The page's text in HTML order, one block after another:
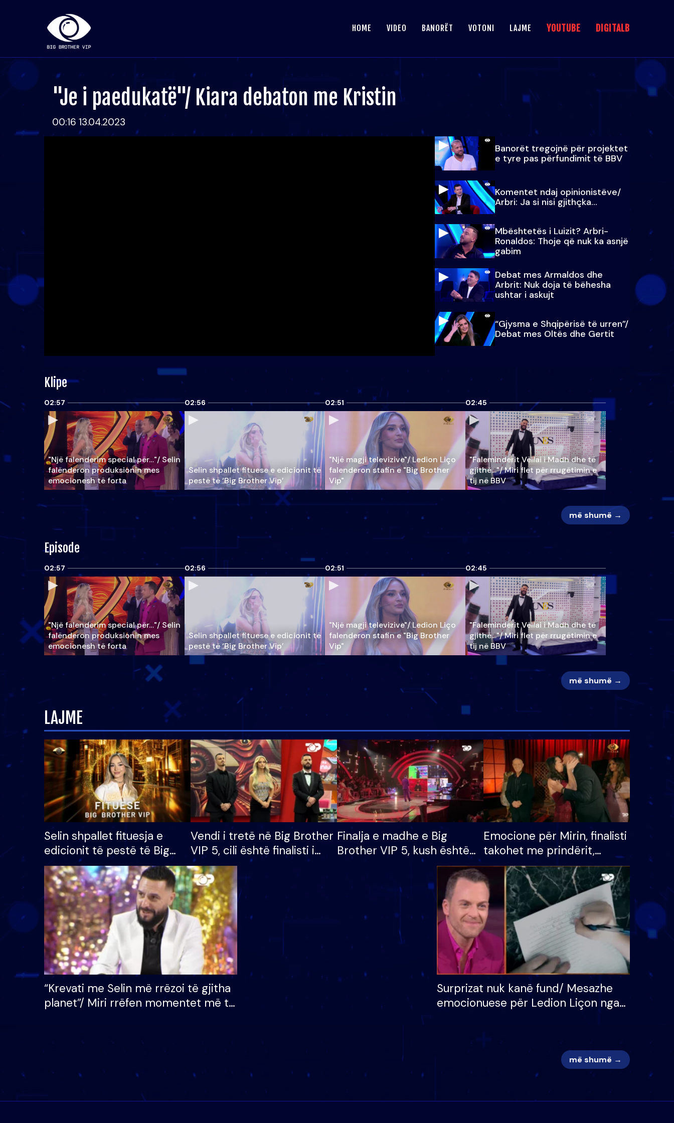
HOME VIDEO BANORËT VOTONI LAJME YOUTUBE DIGITALB
"Je i paedukatë"/ Kiara debaton me Kristin
00:16 13.04.2023
Banorët tregojnë për projektet
e tyre pas përfundimit të BBV
Komentet ndaj opinionistëve/
Arbri: Ja si nisi gjithçka…
Mbështetës i Luizit? Arbri-
Ronaldos: Thoje që nuk ka asnjë
gabim
Debat mes Armaldos dhe
Arbrit: Nuk doja të bëhesha
ushtar i askujt
“Gjysma e Shqipërisë të urren”/
Debat mes Oltës dhe Gertit
Klipe
02:57
"Një falenderim special për…"/ Selin
falënderon produksionin mes
emocionesh të forta
02:56
Selin shpallet fituese e edicionit të
pestë të ‘Big Brother Vip’
02:51
"Një magji televizive"/ Ledion Liço
falenderon stafin e "Big Brother
Vip"
02:45
"Faleminderit Vëllai i Madh dhe të
gjithë…"/ Miri flet për rrugëtimin e
tij në BBV
më shumë →
Episode
02:57
"Një falenderim special për…"/ Selin
falënderon produksionin mes
emocionesh të forta
02:56
Selin shpallet fituese e edicionit të
pestë të ‘Big Brother Vip’
02:51
"Një magji televizive"/ Ledion Liço
falenderon stafin e "Big Brother
Vip"
02:45
"Faleminderit Vëllai i Madh dhe të
gjithë…"/ Miri flet për rrugëtimin e
tij në BBV
më shumë →
LAJME
Selin shpallet fituesja e
edicionit të pestë të Big
Brother VIP, rrëmben
çmimin e madh prej 100
mijë eurosh
Vendi i tretë në Big Brother
VIP 5, cili është finalisti i
radhës që lë shtëpinë
Finalja e madhe e Big
Brother VIP 5, kush është
banori i parë që lë shtëpinë
dhe humb mundësinë për
të fituar çmimin e madh
Emocione për Mirin, finalisti
takohet me prindërit,
vajzën dhe bashkëshorten:
S’kemi ndonjë letër divorci
apo jo?
“Krevati me Selin më rrëzoi të gjitha
planet”/ Miri rrëfen momentet më të
Surprizat nuk kanë fund/ Mesazhe
emocionuese për Ledion Liçon nga
më shumë →